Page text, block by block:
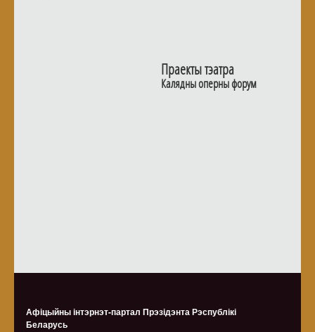
Праекты тэатра
Калядны оперны форум
Афіцыйны інтэрнэт-партал Прэзідэнта Рэспублікі
Беларусь